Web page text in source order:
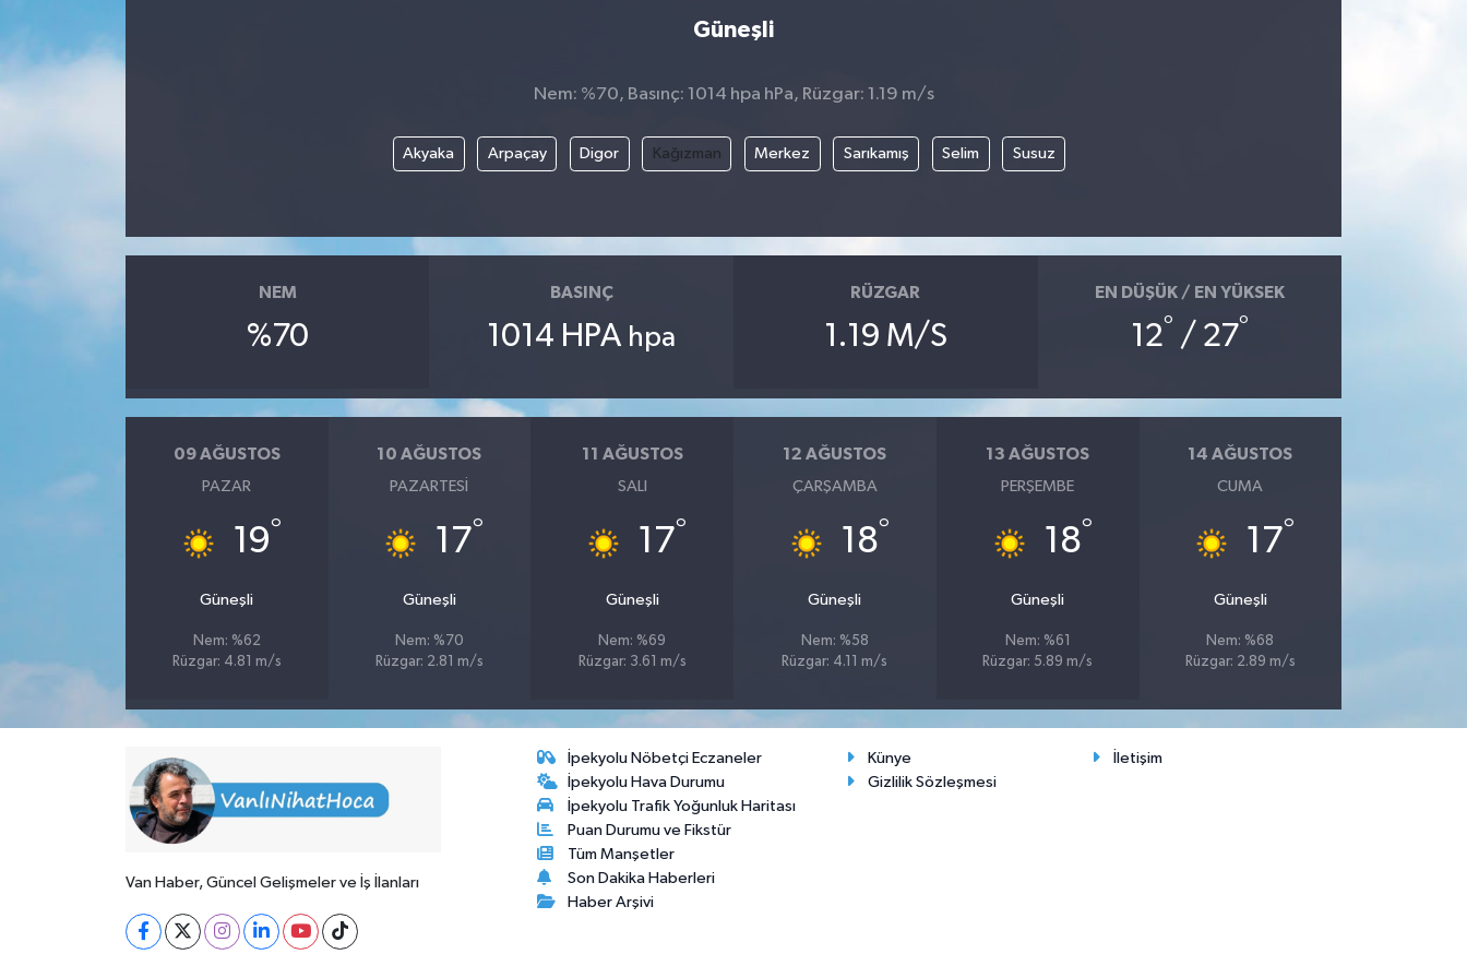
Güneşli
Nem: %70, Basınç: 1014 hpa hPa, Rüzgar: 1.19 m/s
Akyaka Arpaçay Digor Kağızman Merkez Sarıkamış Selim Susuz
NEM
%70
BASINÇ
1014 HPA hpa
RÜZGAR
1.19 M/S
EN DÜŞÜK / EN YÜKSEK
12° / 27°
09 AĞUSTOS
PAZAR
19°
Güneşli
Nem: %62
Rüzgar: 4.81 m/s
10 AĞUSTOS
PAZARTESI
17°
Güneşli
Nem: %70
Rüzgar: 2.81 m/s
11 AĞUSTOS
SALI
17°
Güneşli
Nem: %69
Rüzgar: 3.61 m/s
12 AĞUSTOS
ÇARŞAMBA
18°
Güneşli
Nem: %58
Rüzgar: 4.11 m/s
13 AĞUSTOS
PERŞEMBE
18°
Güneşli
Nem: %61
Rüzgar: 5.89 m/s
14 AĞUSTOS
CUMA
17°
Güneşli
Nem: %68
Rüzgar: 2.89 m/s
Van Haber, Güncel Gelişmeler ve İş İlanları
İpekyolu Nöbetçi Eczaneler
İpekyolu Hava Durumu
İpekyolu Trafik Yoğunluk Haritası
Puan Durumu ve Fikstür
Tüm Manşetler
Son Dakika Haberleri
Haber Arşivi
Künye
İletişim
Gizlilik Sözleşmesi